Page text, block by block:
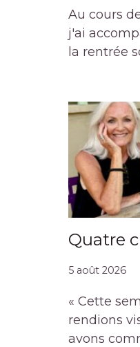
Au cours
j'ai
la rentrée
Quatre
5 août 2026
« Cette
rendions
avons